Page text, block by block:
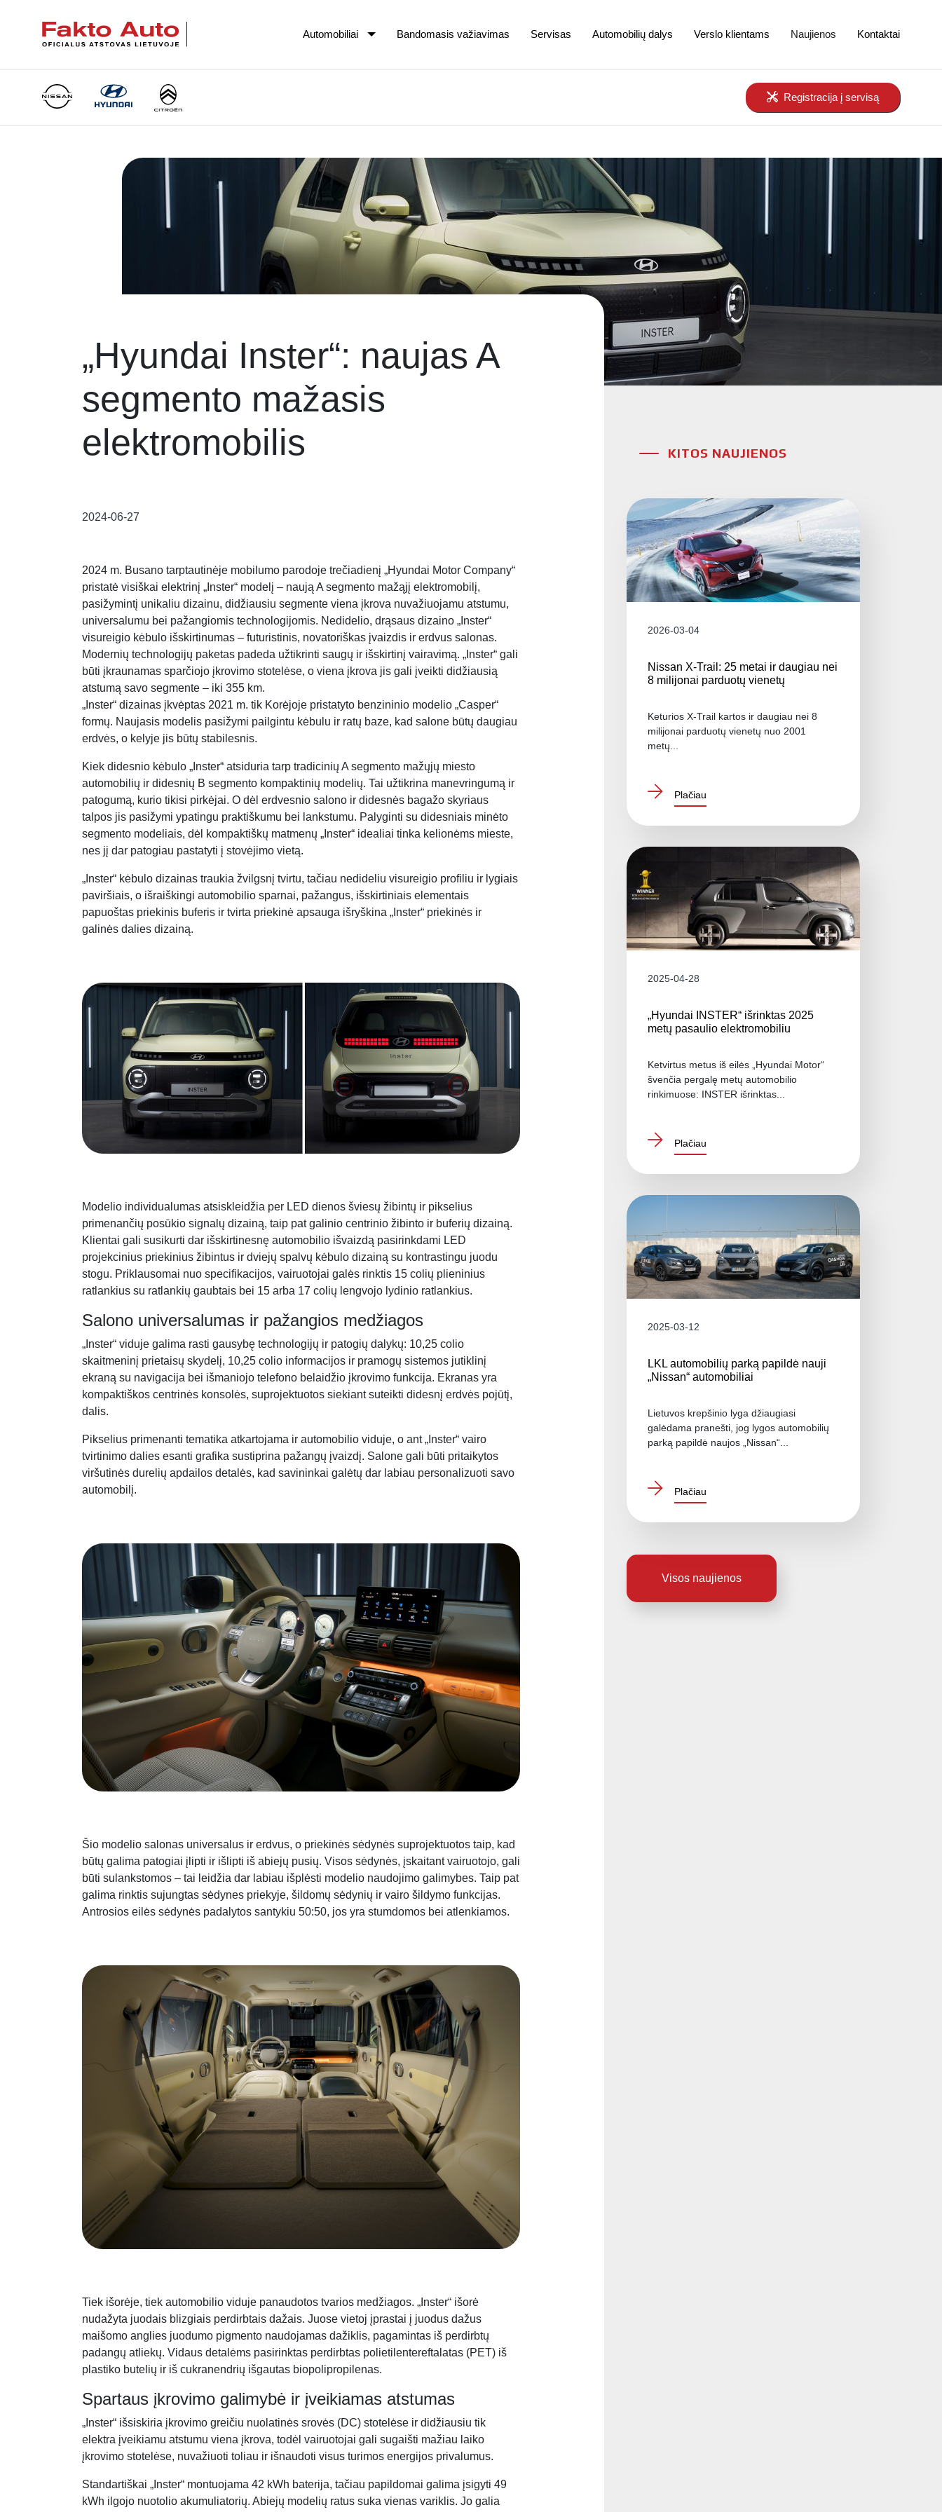
Main Navigation Automobiliai Bandomasis važiavimas Servisas Automobilių dalys Verslo klientams Naujienos Kontaktai
Registracija į servisą
„Hyundai Inster“: naujas A
segmento mažasis
elektromobilis
2024-06-27
2024 m. Busano tarptautinėje mobilumo parodoje trečiadienį „Hyundai Motor Company“
pristatė visiškai elektrinį „Inster“ modelį – naują A segmento mažąjį elektromobilį,
pasižymintį unikaliu dizainu, didžiausiu segmente viena įkrova nuvažiuojamu atstumu,
universalumu bei pažangiomis technologijomis. Nedidelio, drąsaus dizaino „Inster“
visureigio kėbulo išskirtinumas – futuristinis, novatoriškas įvaizdis ir erdvus salonas.
Modernių technologijų paketas padeda užtikrinti saugų ir išskirtinį vairavimą. „Inster“ gali
būti įkraunamas sparčiojo įkrovimo stotelėse, o viena įkrova jis gali įveikti didžiausią
atstumą savo segmente – iki 355 km.
„Inster“ dizainas įkvėptas 2021 m. tik Korėjoje pristatyto benzininio modelio „Casper“
formų. Naujasis modelis pasižymi pailgintu kėbulu ir ratų baze, kad salone būtų daugiau
erdvės, o kelyje jis būtų stabilesnis.
Kiek didesnio kėbulo „Inster“ atsiduria tarp tradicinių A segmento mažųjų miesto
automobilių ir didesnių B segmento kompaktinių modelių. Tai užtikrina manevringumą ir
patogumą, kurio tikisi pirkėjai. O dėl erdvesnio salono ir didesnės bagažo skyriaus
talpos jis pasižymi ypatingu praktiškumu bei lankstumu. Palyginti su didesniais minėto
segmento modeliais, dėl kompaktiškų matmenų „Inster“ idealiai tinka kelionėms mieste,
nes jį dar patogiau pastatyti į stovėjimo vietą.
„Inster“ kėbulo dizainas traukia žvilgsnį tvirtu, tačiau nedideliu visureigio profiliu ir lygiais
paviršiais, o išraiškingi automobilio sparnai, pažangus, išskirtiniais elementais
papuoštas priekinis buferis ir tvirta priekinė apsauga išryškina „Inster“ priekinės ir
galinės dalies dizainą.
Modelio individualumas atsiskleidžia per LED dienos šviesų žibintų ir pikselius
primenančių posūkio signalų dizainą, taip pat galinio centrinio žibinto ir buferių dizainą.
Klientai gali susikurti dar išskirtinesnę automobilio išvaizdą pasirinkdami LED
projekcinius priekinius žibintus ir dviejų spalvų kėbulo dizainą su kontrastingu juodu
stogu. Priklausomai nuo specifikacijos, vairuotojai galės rinktis 15 colių plieninius
ratlankius su ratlankių gaubtais bei 15 arba 17 colių lengvojo lydinio ratlankius.
Salono universalumas ir pažangios medžiagos
„Inster“ viduje galima rasti gausybę technologijų ir patogių dalykų: 10,25 colio
skaitmeninį prietaisų skydelį, 10,25 colio informacijos ir pramogų sistemos jutiklinį
ekraną su navigacija bei išmaniojo telefono belaidžio įkrovimo funkcija. Ekranas yra
kompaktiškos centrinės konsolės, suprojektuotos siekiant suteikti didesnį erdvės pojūtį,
dalis.
Pikselius primenanti tematika atkartojama ir automobilio viduje, o ant „Inster“ vairo
tvirtinimo dalies esanti grafika sustiprina pažangų įvaizdį. Salone gali būti pritaikytos
viršutinės durelių apdailos detalės, kad savininkai galėtų dar labiau personalizuoti savo
automobilį.
Šio modelio salonas universalus ir erdvus, o priekinės sėdynės suprojektuotos taip, kad
būtų galima patogiai įlipti ir išlipti iš abiejų pusių. Visos sėdynės, įskaitant vairuotojo, gali
būti sulankstomos – tai leidžia dar labiau išplėsti modelio naudojimo galimybes. Taip pat
galima rinktis sujungtas sėdynes priekyje, šildomų sėdynių ir vairo šildymo funkcijas.
Antrosios eilės sėdynės padalytos santykiu 50:50, jos yra stumdomos bei atlenkiamos.
Tiek išorėje, tiek automobilio viduje panaudotos tvarios medžiagos. „Inster“ išorė
nudažyta juodais blizgiais perdirbtais dažais. Juose vietoj įprastai į juodus dažus
maišomo anglies juodumo pigmento naudojamas dažiklis, pagamintas iš perdirbtų
padangų atliekų. Vidaus detalėms pasirinktas perdirbtas polietilentereftalatas (PET) iš
plastiko butelių ir iš cukranendrių išgautas biopolipropilenas.
Spartaus įkrovimo galimybė ir įveikiamas atstumas
„Inster“ išsiskiria įkrovimo greičiu nuolatinės srovės (DC) stotelėse ir didžiausiu tik
elektra įveikiamu atstumu viena įkrova, todėl vairuotojai gali sugaišti mažiau laiko
įkrovimo stotelėse, nuvažiuoti toliau ir išnaudoti visus turimos energijos privalumus.
Standartiškai „Inster“ montuojama 42 kWh baterija, tačiau papildomai galima įsigyti 49
kWh ilgojo nuotolio akumuliatorių. Abiejų modelių ratus suka vienas variklis. Jo galia
KITOS NAUJIENOS
2026-03-04
Nissan X-Trail: 25 metai ir daugiau nei
8 milijonai parduotų vienetų
Keturios X-Trail kartos ir daugiau nei 8
milijonai parduotų vienetų nuo 2001
metų...
Plačiau
2025-04-28
„Hyundai INSTER“ išrinktas 2025
metų pasaulio elektromobiliu
Ketvirtus metus iš eilės „Hyundai Motor“
švenčia pergalę metų automobilio
rinkimuose: INSTER išrinktas...
Plačiau
2025-03-12
LKL automobilių parką papildė nauji
„Nissan“ automobiliai
Lietuvos krepšinio lyga džiaugiasi
galėdama pranešti, jog lygos automobilių
parką papildė naujos „Nissan“...
Plačiau
Visos naujienos